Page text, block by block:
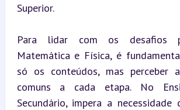
Superior.
Para lidar com os desafios
Matemática e Física, é
só os conteúdos, mas perceber
comuns a cada etapa. No
Secundário, impera a necessidade